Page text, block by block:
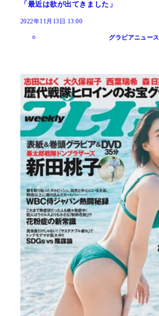
「最近は欲が出てきました」
2022年11月13日 13:00
グラビアニュース